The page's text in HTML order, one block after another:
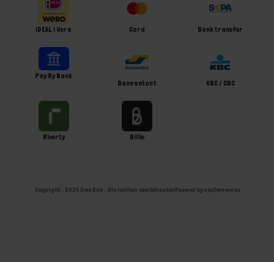
iDEAL | Wero Card Bank transfer
Pay By Bank
Bancontact
KBC / CBC
Riverty Billie
Copyright ; 2026 Ome Dick . Alle rechten voorbehoudenPowered by nopCommerce